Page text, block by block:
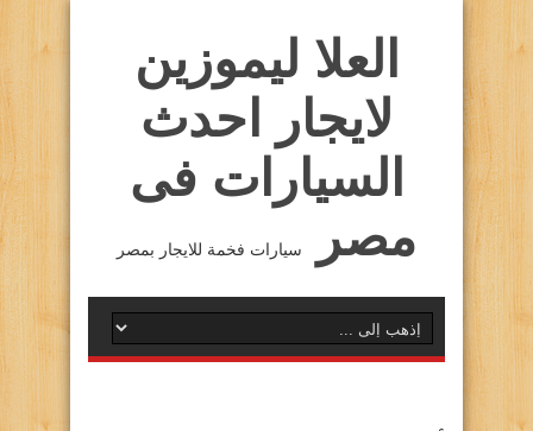
العلا ليموزين
لايجار احدث
السيارات فى
مصر
سيارات فخمة للايجار بمصر